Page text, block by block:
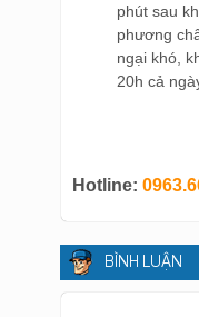
phút sau
phương
ngại khó,
20h cả
Hotline:
BÌNH LUẬN